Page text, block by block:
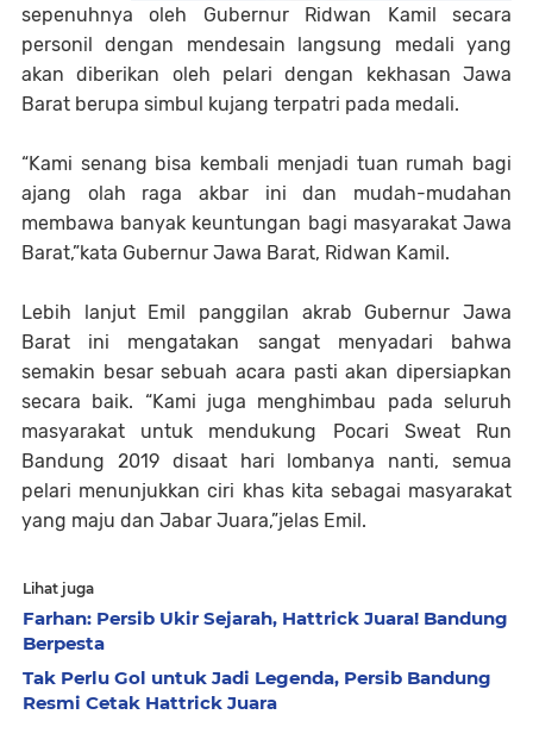
sepenuhnya oleh Gubernur Ridwan Kamil secara
personil dengan mendesain langsung medali yang
akan diberikan oleh pelari dengan kekhasan Jawa
Barat berupa simbul kujang terpatri pada medali.
“Kami senang bisa kembali menjadi tuan rumah bagi
ajang olah raga akbar ini dan mudah-mudahan
membawa banyak keuntungan bagi masyarakat Jawa
Barat,”kata Gubernur Jawa Barat, Ridwan Kamil.
Lebih lanjut Emil panggilan akrab Gubernur Jawa
Barat ini mengatakan sangat menyadari bahwa
semakin besar sebuah acara pasti akan dipersiapkan
secara baik. “Kami juga menghimbau pada seluruh
masyarakat untuk mendukung Pocari Sweat Run
Bandung 2019 disaat hari lombanya nanti, semua
pelari menunjukkan ciri khas kita sebagai masyarakat
yang maju dan Jabar Juara,”jelas Emil.
Lihat juga
Farhan: Persib Ukir Sejarah, Hattrick Juara! Bandung
Berpesta
Tak Perlu Gol untuk Jadi Legenda, Persib Bandung
Resmi Cetak Hattrick Juara